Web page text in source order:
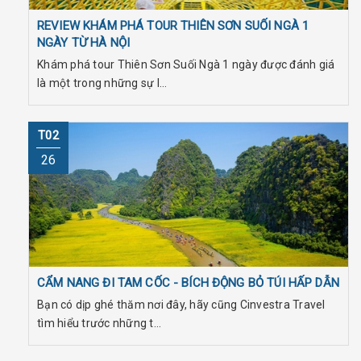
REVIEW KHÁM PHÁ TOUR THIÊN SƠN SUỐI NGÀ 1
NGÀY TỪ HÀ NỘI
Khám phá tour Thiên Sơn Suối Ngà 1 ngày được đánh giá
là một trong những sự l...
T02
26
CẨM NANG ĐI TAM CỐC - BÍCH ĐỘNG BỎ TÚI HẤP DẪN
Bạn có dịp ghé thăm nơi đây, hãy cũng Cinvestra Travel
tìm hiểu trước những t...